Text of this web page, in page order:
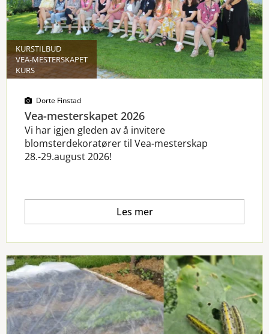
KURSTILBUD
VEA-MESTERSKAPET
KURS
Dorte Finstad
Vea-mesterskapet 2026
Vi har igjen gleden av å invitere
blomsterdekoratører til Vea-mesterskap
28.-29.august 2026!
Les mer